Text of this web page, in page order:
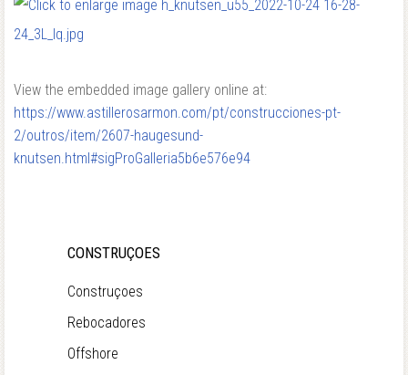
View the embedded image gallery online at:
https://www.astillerosarmon.com/pt/construcciones-pt-
2/outros/item/2607-haugesund-
knutsen.html#sigProGalleria5b6e576e94
CONSTRUÇOES
Construçoes
Rebocadores
Offshore